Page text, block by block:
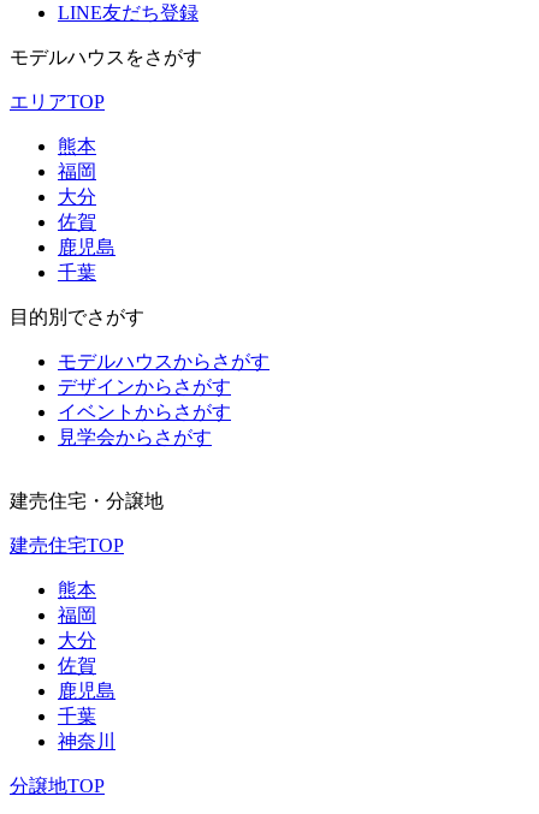
LINE友だち登録
モデルハウスをさがす
エリアTOP
熊本
福岡
大分
佐賀
鹿児島
千葉
目的別でさがす
モデルハウスからさがす
デザインからさがす
イベントからさがす
見学会からさがす
建売住宅・分譲地
建売住宅TOP
熊本
福岡
大分
佐賀
鹿児島
千葉
神奈川
分譲地TOP